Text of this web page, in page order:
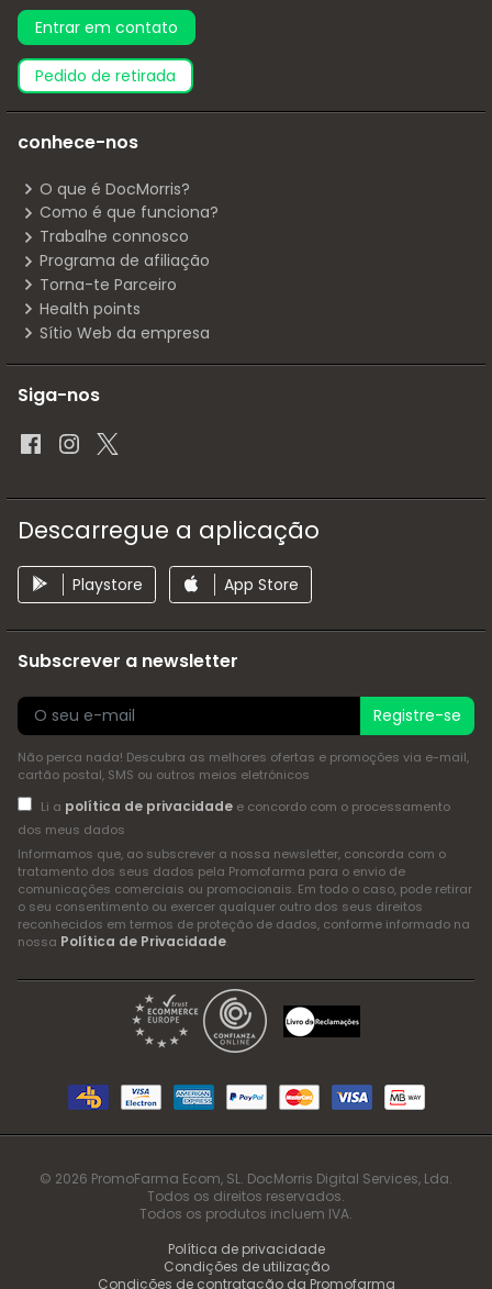
Entrar em contato
pedido de retirada
conhece-nos
O que é DocMorris?
Como é que funciona?
Trabalhe connosco
Programa de afiliação
Torna-te Parceiro
Health points
Sítio Web da empresa
Siga-nos
Descarregue a aplicação
Playstore App Store
Subscrever a newsletter
Registre-se
Não perca nada! Descubra as melhores ofertas e promoções via e-mail,
cartão postal, SMS ou outros meios eletrónicos
Li a política de privacidadee concordo com o processamento
dos meus dados
Informamos que, ao subscrever a nossa newsletter, concorda com o
tratamento dos seus dados pela Promofarma para o envio de
comunicações comerciais ou promocionais. Em todo o caso, pode retirar
o seu consentimento ou exercer qualquer outro dos seus direitos
reconhecidos em termos de proteção de dados, conforme informado na
nossa Política de Privacidade.
© 2026 PromoFarma Ecom, SL. DocMorris Digital Services, Lda.
Todos os direitos reservados.
Todos os produtos incluem IVA.
Política de privacidade
Condições de utilização
Condições de contratação da Promofarma